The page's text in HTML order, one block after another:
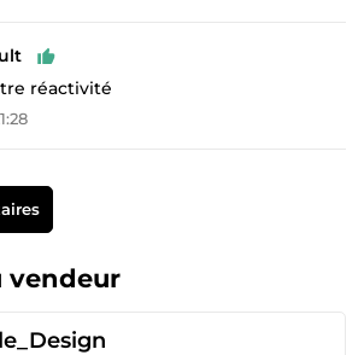
réactivité
vendeur